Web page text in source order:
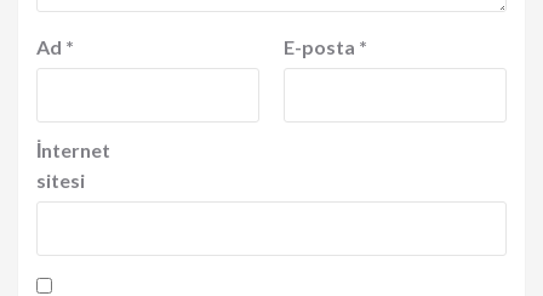
Ad * E-posta *
İnternet
sitesi